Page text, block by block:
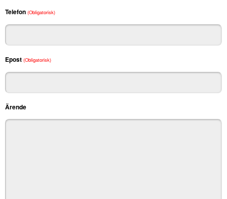
Telefon (Obligatorisk)
Epost (Obligatorisk)
Ärende